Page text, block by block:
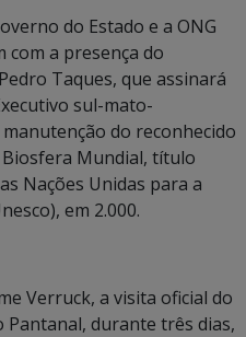
do Estado e a ONG
com a presença do
Taques, que assinará
sul-mato-
do reconhecido
Biosfera Mundial, título
Nações Unidas para a
em 2.000.
Verruck, a visita oficial do
durante três dias,